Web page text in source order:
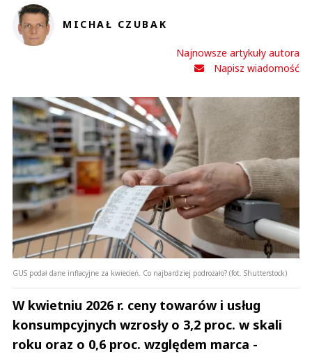
MICHAŁ CZUBAK
Najnowsze artykuły autora
Napisz wiadomość
GUS podał dane inflacyjne za kwiecień. Co najbardziej podrożało? (fot. Shutterstock)
W kwietniu 2026 r. ceny towarów i usług
konsumpcyjnych wzrosły o 3,2 proc. w skali
roku oraz o 0,6 proc. względem marca -